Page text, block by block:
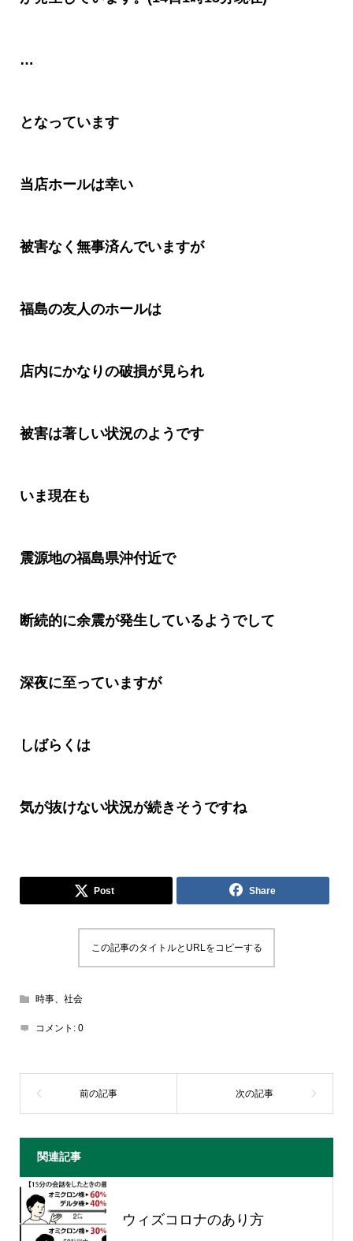
…
となっています
当店ホールは幸い
被害なく無事済んでいますが
福島の友人のホールは
店内にかなりの破損が見られ
被害は著しい状況のようです
いま現在も
震源地の福島県沖付近で
断続的に余震が発生しているようでして
深夜に至っていますが
しばらくは
気が抜けない状況が続きそうですね
Post Share
この記事のタイトルとURLをコピーする
時事、社会
コメント: 0
関連記事
ウィズコロナのあり方